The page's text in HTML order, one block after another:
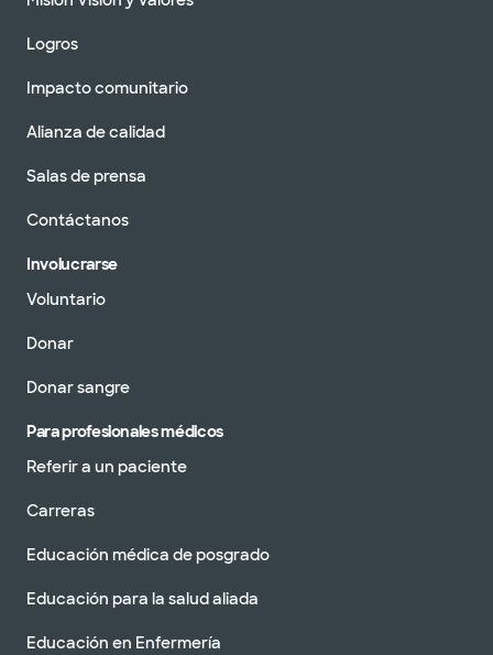
Logros
Impacto comunitario
Alianza de calidad
Salas de prensa
Contáctanos
Involucrarse
Voluntario
Donar
Donar sangre
Para profesionales médicos
Referir a un paciente
Carreras
Educación médica de posgrado
Educación para la salud aliada
Educación en Enfermería